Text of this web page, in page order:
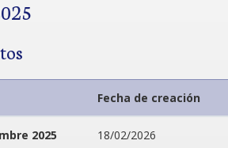
Fecha de creación
2025 18/02/2026